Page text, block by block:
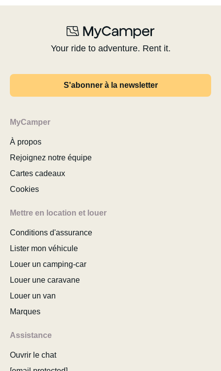
Your ride to adventure. Rent it.
S'abonner à la newsletter
MyCamper
À propos
Rejoignez notre équipe
Cartes cadeaux
Cookies
Mettre en location et louer
Conditions d'assurance
Lister mon véhicule
Louer un camping-car
Louer une caravane
Louer un van
Marques
Assistance
Ouvrir le chat